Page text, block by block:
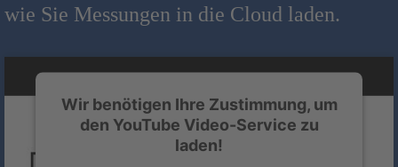
wie Sie Messungen in die Cloud laden.
Wir benötigen Ihre Zustimmung, um
den YouTube Video-Service zu
laden!